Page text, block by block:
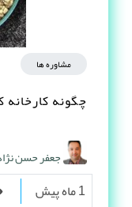
مشاوره ها
چگونه
جعفر حسن
1 ماه پیش